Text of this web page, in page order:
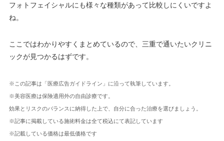
フォトフェイシャルにも様々な種類があって比較しにくいですよ
ね。
ここではわかりやすくまとめているので、三重で通いたいクリニ
ックが見つかるはずです。
※この記事は「医療広告ガイドライン」に沿って執筆しています。
※美容医療は保険適用外の自由診療です。
効果とリスクのバランスに納得した上で、自分に合った治療を選びましょう。
※記事に掲載している施術料金は全て税込にて表記しています
※記載している価格は最低価格です